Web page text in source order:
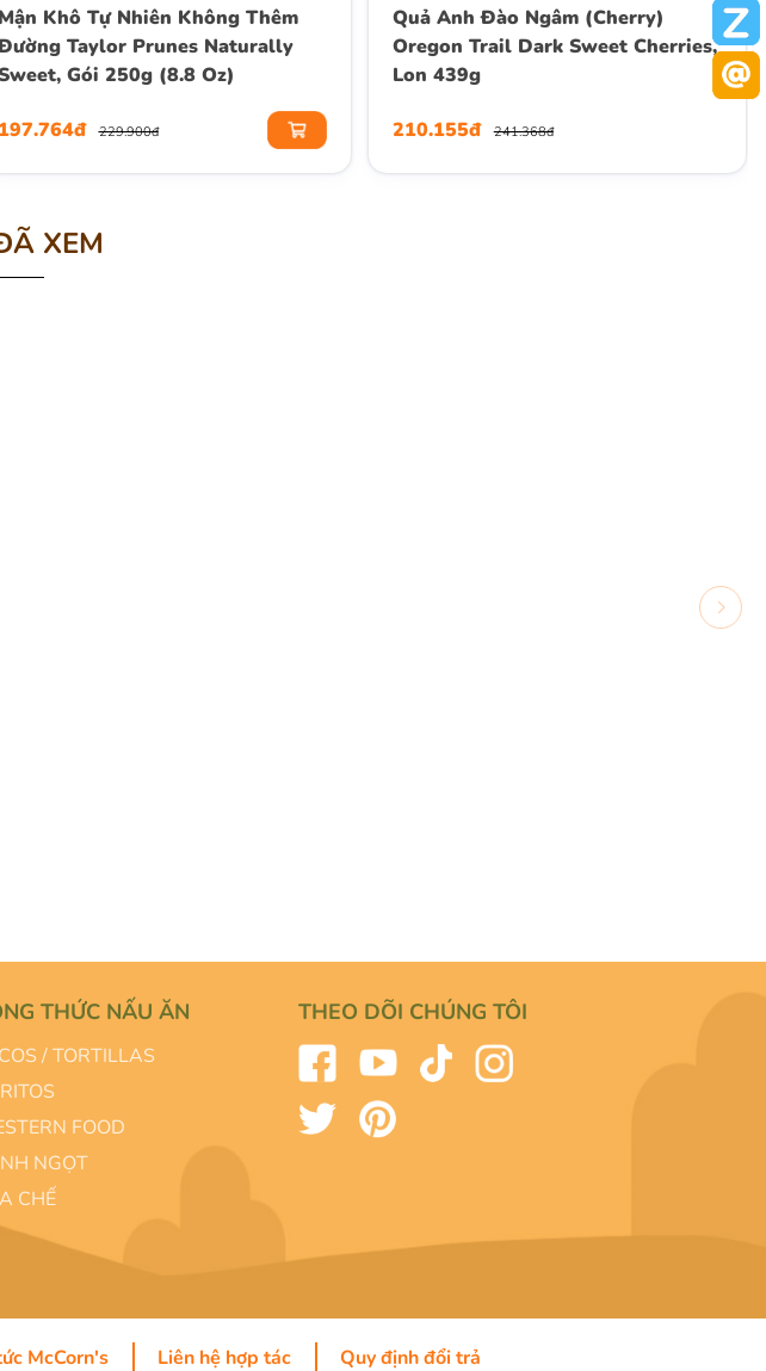
Mận Khô Tự Nhiên Không Thêm
Taylor Prunes Naturally
Gói 250g (8.8 Oz)
197.764đ 229.900đ
Quả Anh Đào Ngâm (Cherry)
Oregon Trail Dark Sweet Cherries,
Lon 439g
210.155đ 241.368đ
XEM
THỨC NẤU ĂN
/ TORTILLAS
FOOD
NGỌT
CHẾ
THEO DÕI CHÚNG TÔI
McCorn's Liên hệ hợp tác Quy định đổi trả